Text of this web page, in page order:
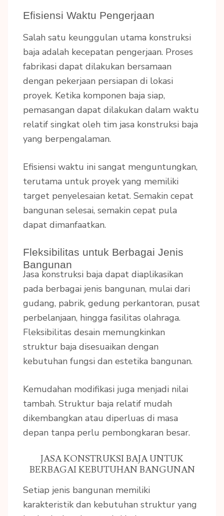
Efisiensi Waktu Pengerjaan
Salah satu keunggulan utama konstruksi
baja adalah kecepatan pengerjaan. Proses
fabrikasi dapat dilakukan bersamaan
dengan pekerjaan persiapan di lokasi
proyek. Ketika komponen baja siap,
pemasangan dapat dilakukan dalam waktu
relatif singkat oleh tim jasa konstruksi baja
yang berpengalaman.
Efisiensi waktu ini sangat menguntungkan,
terutama untuk proyek yang memiliki
target penyelesaian ketat. Semakin cepat
bangunan selesai, semakin cepat pula
dapat dimanfaatkan.
Fleksibilitas untuk Berbagai Jenis
Bangunan
Jasa konstruksi baja dapat diaplikasikan
pada berbagai jenis bangunan, mulai dari
gudang, pabrik, gedung perkantoran, pusat
perbelanjaan, hingga fasilitas olahraga.
Fleksibilitas desain memungkinkan
struktur baja disesuaikan dengan
kebutuhan fungsi dan estetika bangunan.
Kemudahan modifikasi juga menjadi nilai
tambah. Struktur baja relatif mudah
dikembangkan atau diperluas di masa
depan tanpa perlu pembongkaran besar.
JASA KONSTRUKSI BAJA UNTUK
BERBAGAI KEBUTUHAN BANGUNAN
Setiap jenis bangunan memiliki
karakteristik dan kebutuhan struktur yang